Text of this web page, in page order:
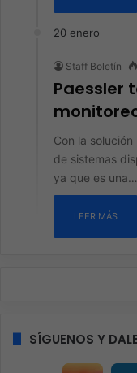
20 enero
Staff Boletín
Paessler
Con la
de sistemas
ya que es una…
LEER MÁS
SÍGUENOS Y